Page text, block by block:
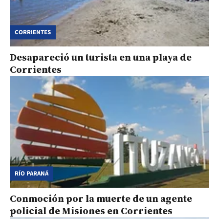
CORRIENTES
Desapareció un turista en una playa de
Corrientes
RÍO PARANÁ
Conmoción por la muerte de un agente
policial de Misiones en Corrientes